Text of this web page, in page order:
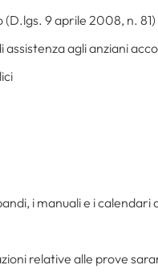
(D.lgs. 9 aprile 2008, n. 81)
agli anziani
i manuali e i
relative alle prove